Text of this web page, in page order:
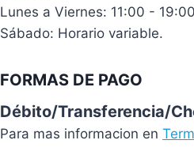
Lunes a Viernes: 11:00 -
Sábado: Horario variable.
FORMAS DE PAGO
Débito/Transferencia/
Para mas informacion en